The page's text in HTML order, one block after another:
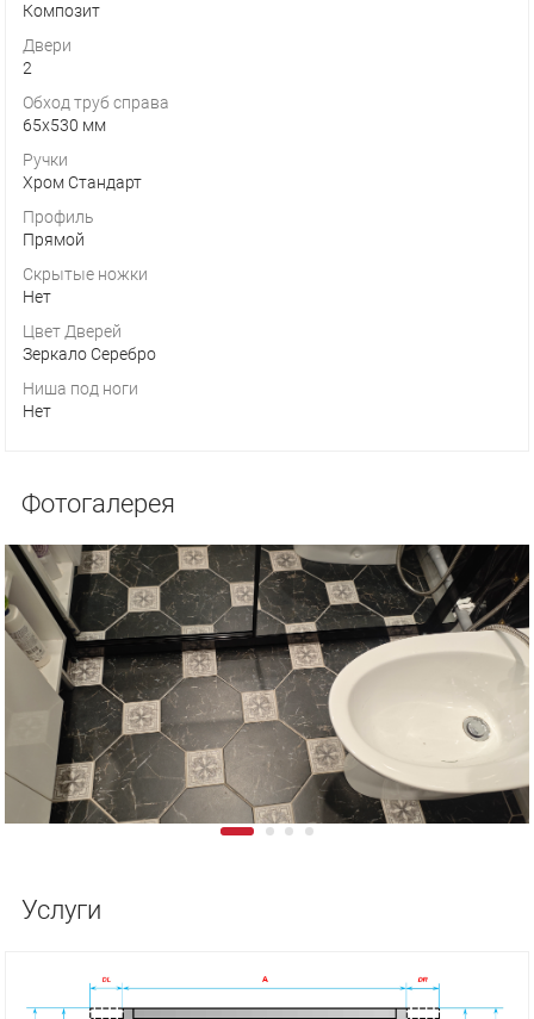
Композит
Двери
2
Обход труб справа
65х530 мм
Ручки
Хром Стандарт
Профиль
Прямой
Скрытые ножки
Нет
Цвет Дверей
Зеркало Серебро
Ниша под ноги
Нет
Фотогалерея
Услуги